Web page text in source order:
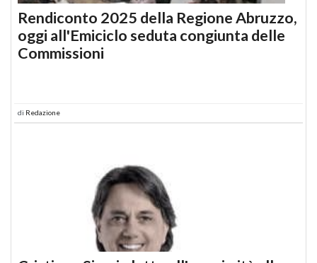
Rendiconto 2025 della Regione Abruzzo,
oggi all'Emiciclo seduta congiunta delle
Commissioni
di Redazione